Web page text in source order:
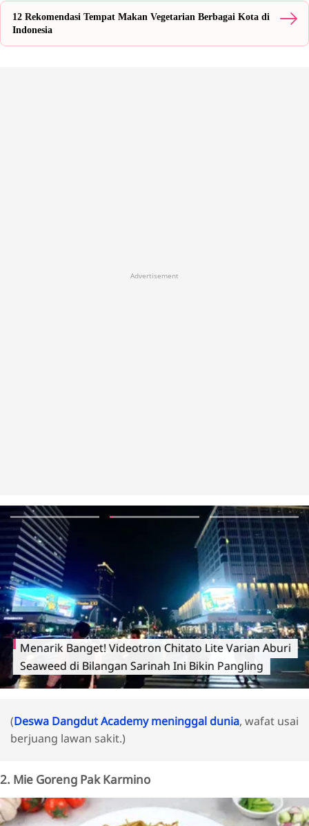
12 Rekomendasi Tempat Makan Vegetarian Berbagai Kota di
Indonesia
Advertisement
Menarik Banget! Videotron Chitato Lite Varian Aburi
Seaweed di Bilangan Sarinah Ini Bikin Pangling
(Deswa Dangdut Academy meninggal dunia, wafat usai
berjuang lawan sakit.)
2. Mie Goreng Pak Karmino